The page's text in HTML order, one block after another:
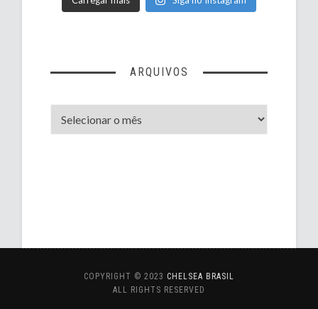
ARQUIVOS
COPYRIGHT © 2023 CHELSEA BRASIL
ALL RIGHTS RESERVED